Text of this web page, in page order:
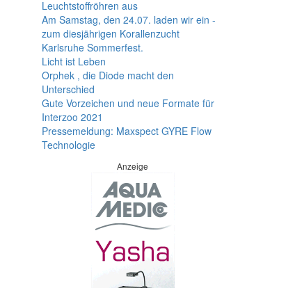
Leuchtstoffröhren aus
Am Samstag, den 24.07. laden wir ein -
zum diesjährigen Korallenzucht
Karlsruhe Sommerfest.
Licht ist Leben
Orphek , die Diode macht den
Unterschied
Gute Vorzeichen und neue Formate für
Interzoo 2021
Pressemeldung: Maxspect GYRE Flow
Technologie
Anzeige